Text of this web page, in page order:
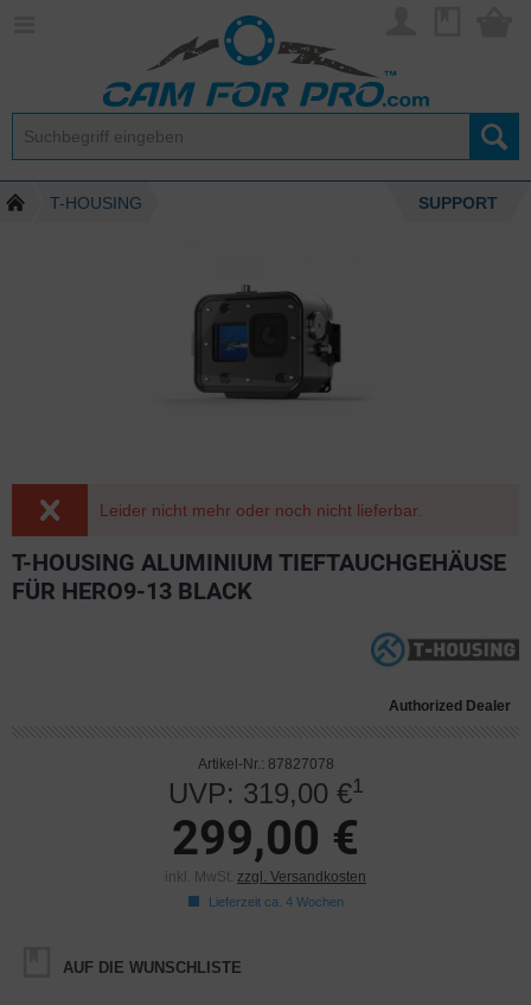
T-HOUSING SUPPORT
Leider nicht mehr oder noch nicht lieferbar.
T-HOUSING ALUMINIUM TIEFTAUCHGEHÄUSE
FÜR HERO9-13 BLACK
Authorized Dealer
Artikel-Nr.: 87827078
UVP: 319,00 €1
299,00 €
inkl. MwSt. zzgl. Versandkosten
Lieferzeit ca. 4 Wochen
AUF DIE WUNSCHLISTE